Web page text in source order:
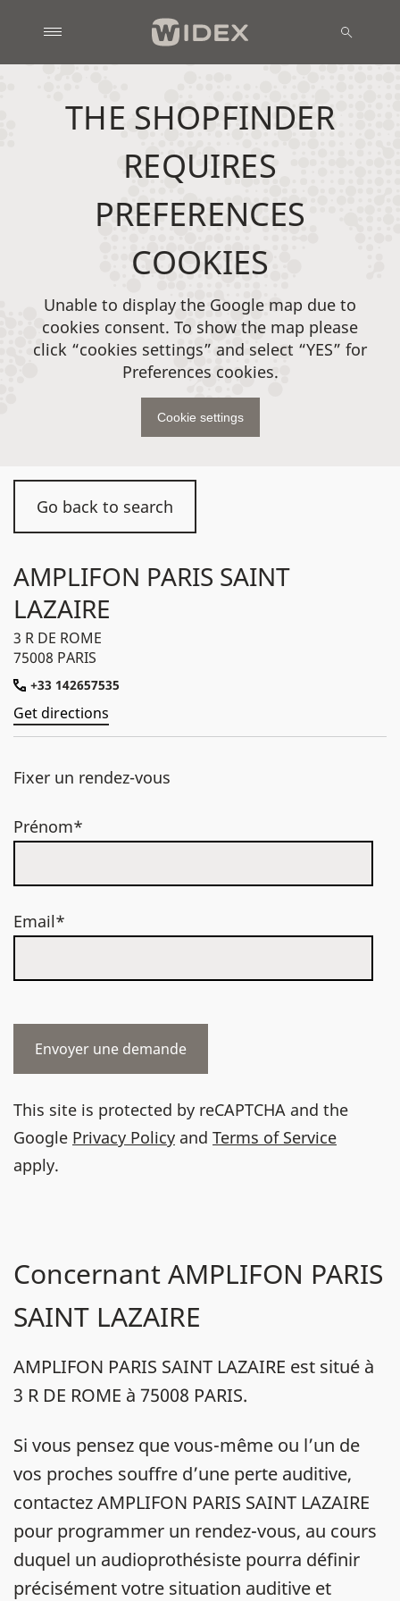
Go back to search
AMPLIFON PARIS SAINT
LAZAIRE
3 R DE ROME
75008 PARIS
+33 142657535
Get directions
Fixer un rendez-vous
Prénom*
Email*
This site is protected by reCAPTCHA and the
Google Privacy Policy and Terms of Service
apply.
Concernant AMPLIFON PARIS
SAINT LAZAIRE
AMPLIFON PARIS SAINT LAZAIRE est situé à
3 R DE ROME à 75008 PARIS.
Si vous pensez que vous-même ou l’un de
vos proches souffre d’une perte auditive,
contactez AMPLIFON PARIS SAINT LAZAIRE
pour programmer un rendez-vous, au cours
duquel un audioprothésiste pourra définir
précisément votre situation auditive et
THE SHOPFINDER
REQUIRES
PREFERENCES
COOKIES
Unable to display the Google map due to
cookies consent. To show the map please
click “cookies settings” and select “YES” for
Preferences cookies.
Cookie settings